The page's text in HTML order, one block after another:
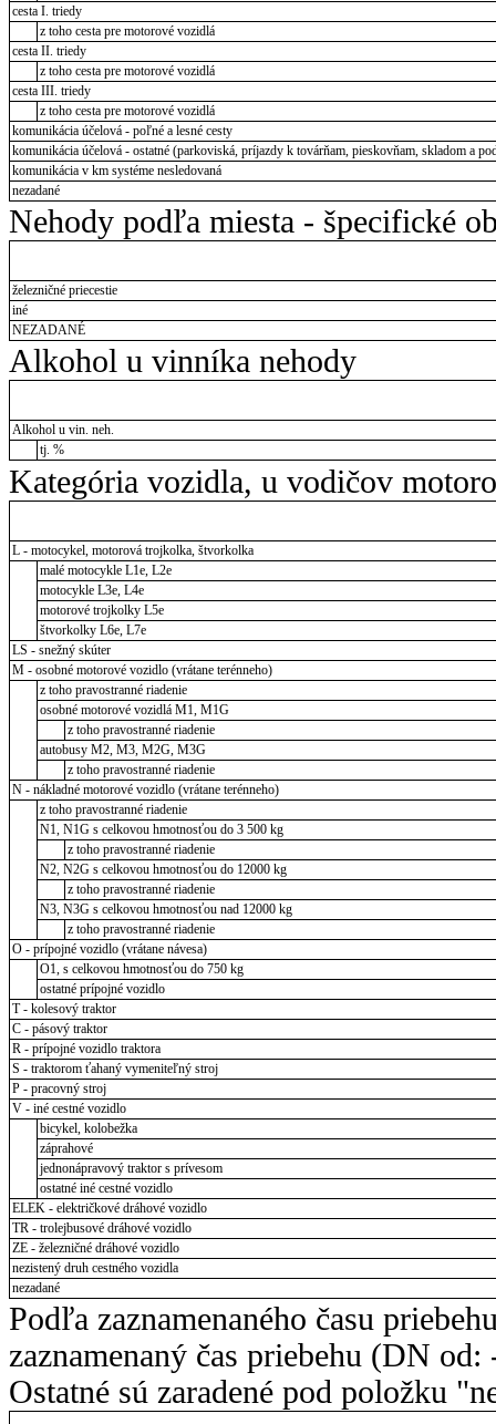
cesta I. triedy
z toho cesta pre motorové vozidlá
cesta II. triedy
z toho cesta pre motorové vozidlá
cesta III. triedy
z toho cesta pre motorové vozidlá
komunikácia účelová - poľné a lesné cesty
komunikácia účelová - ostatné (parkoviská, príjazdy k továrňam, pieskovňam, skladom a
komunikácia v km systéme nesledovaná
nezadané
Nehody podľa miesta - špecifické
železničné priecestie
iné
NEZADANÉ
Alkohol u vinníka nehody
Alkohol u vin. neh.
tj. %
Kategória vozidla, u vodičov
L - motocykel, motorová trojkolka, štvorkolka
malé motocykle L1e, L2e
motocykle L3e, L4e
motorové trojkolky L5e
štvorkolky L6e, L7e
LS - snežný skúter
M - osobné motorové vozidlo (vrátane terénneho)
z toho pravostranné riadenie
osobné motorové vozidlá M1, M1G
z toho pravostranné riadenie
autobusy M2, M3, M2G, M3G
z toho pravostranné riadenie
N - nákladné motorové vozidlo (vrátane terénneho)
z toho pravostranné riadenie
N1, N1G s celkovou hmotnosťou do 3 500 kg
z toho pravostranné riadenie
N2, N2G s celkovou hmotnosťou do 12000 kg
z toho pravostranné riadenie
N3, N3G s celkovou hmotnosťou nad 12000 kg
z toho pravostranné riadenie
O - prípojné vozidlo (vrátane návesa)
O1, s celkovou hmotnosťou do 750 kg
ostatné prípojné vozidlo
T - kolesový traktor
C - pásový traktor
R - prípojné vozidlo traktora
S - traktorom ťahaný vymeniteľný stroj
P - pracovný stroj
V - iné cestné vozidlo
bicykel, kolobežka
záprahové
jednonápravový traktor s prívesom
ostatné iné cestné vozidlo
ELEK - električkové dráhové vozidlo
TR - trolejbusové dráhové vozidlo
ZE - železničné dráhové vozidlo
nezistený druh cestného vozidla
nezadané
Podľa zaznamenaného času
zaznamenaný čas priebehu (DN
Ostatné sú zaradené pod položku